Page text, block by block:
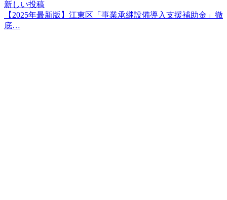
新しい投稿
【2025年最新版】江東区「事業承継設備導入支援補助金」徹
底…